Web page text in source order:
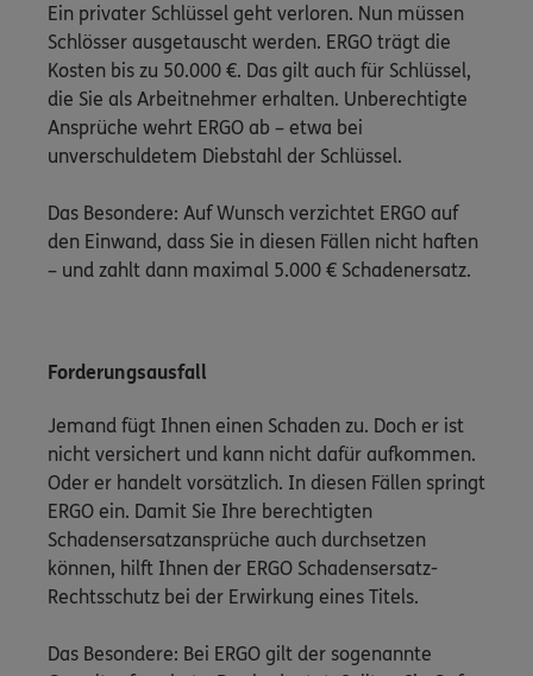
Ein privater Schlüssel geht verloren. Nun müssen
Schlösser ausgetauscht werden. ERGO trägt die
Kosten bis zu 50.000 €. Das gilt auch für Schlüssel,
die Sie als Arbeitnehmer erhalten. Unberechtigte
Ansprüche wehrt ERGO ab – etwa bei
unverschuldetem Diebstahl der Schlüssel.
Das Besondere: Auf Wunsch verzichtet ERGO auf
den Einwand, dass Sie in diesen Fällen nicht haften
– und zahlt dann maximal 5.000 € Schadenersatz.
Forderungsausfall
Jemand fügt Ihnen einen Schaden zu. Doch er ist
nicht versichert und kann nicht dafür aufkommen.
Oder er handelt vorsätzlich. In diesen Fällen springt
ERGO ein. Damit Sie Ihre berechtigten
Schadensersatzansprüche auch durchsetzen
können, hilft Ihnen der ERGO Schadensersatz-
Rechtsschutz bei der Erwirkung eines Titels.
Das Besondere: Bei ERGO gilt der sogenannte